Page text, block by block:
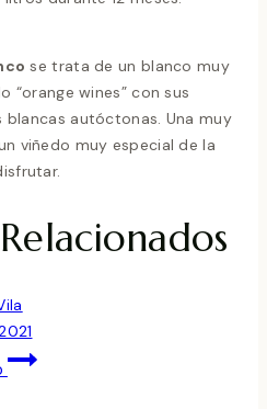
se trata de un blanco muy
“orange wines” con sus
autóctonas. Una muy
viñedo muy especial de la